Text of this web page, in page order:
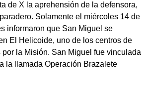
de X la aprehensión de la defensora,
Solamente el miércoles 14 de
informaron que San Miguel se
El Helicoide, uno de los centros de
la Misión. San Miguel fue vinculada
la llamada Operación Brazalete